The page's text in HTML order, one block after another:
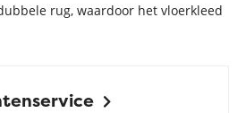
rug, waardoor het vloerkleed